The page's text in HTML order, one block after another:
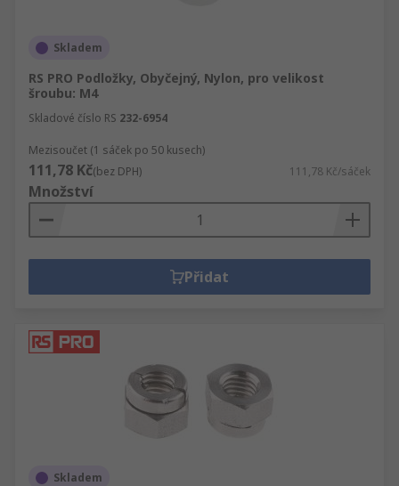
Skladem
RS PRO Podložky, Obyčejný, Nylon, pro velikost
šroubu: M4
Skladové číslo RS 232-6954
Mezisoučet (1 sáček po 50 kusech)
111,78 Kč(bez DPH) 111,78 Kč/sáček
Množství
Přidat
Skladem